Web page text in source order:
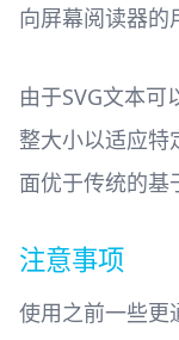
向屏幕阅读器的
由于SVG文本
整大小以适应特
面优于传统的基
注意事项
使用之前一些更